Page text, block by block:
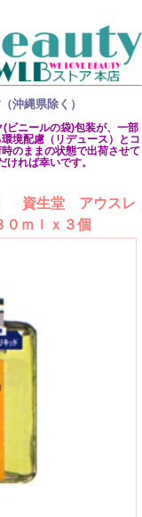
沖縄県除く）
ビニールの袋)包装が、一部
境配慮（リデュース）とコ
のままの状態で出荷させて
れば幸いです。
】 資生堂 アウスレ
ｍｌｘ３個